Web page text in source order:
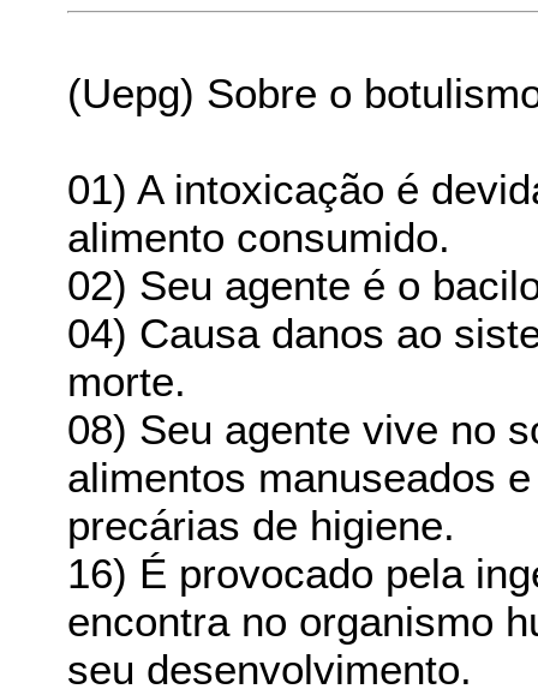
(Uepg) Sobre o
01) A intoxicação é
alimento consumido.
02) Seu agente é o
04) Causa danos ao
morte.
08) Seu agente vive no
alimentos manuseados
precárias de higiene.
16) É provocado pela
encontra no organismo
seu desenvolvimento.